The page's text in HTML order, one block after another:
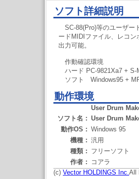
ソフト詳細説明
SC-88(Pro)等のユーザー
ードMIDIファイル、レコ
出力可能。
作動確認環境
ハード PC-9821Xa7 + S-
ソフト Windows95 +
動作環境
User Drum
ソフト名： User Drum
動作OS： Windows 95
機種： 汎用
種類： フリーソフト
作者：
コアラ
(c) Vector HOLDINGS Inc.All